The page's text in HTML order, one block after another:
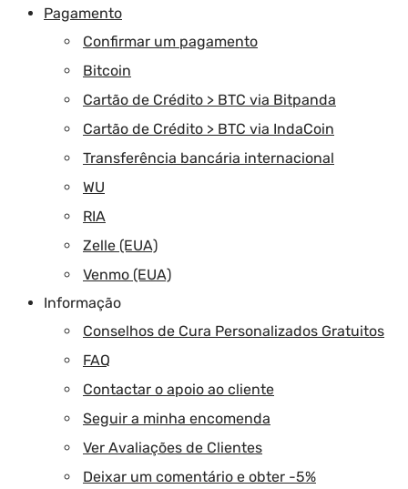
Pagamento
Confirmar um pagamento
Bitcoin
Cartão de Crédito > BTC via Bitpanda
Cartão de Crédito > BTC via IndaCoin
Transferência bancária internacional
WU
RIA
Zelle (EUA)
Venmo (EUA)
Informação
Conselhos de Cura Personalizados Gratuitos
FAQ
Contactar o apoio ao cliente
Seguir a minha encomenda
Ver Avaliações de Clientes
Deixar um comentário e obter -5%